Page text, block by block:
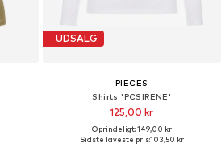
UDSALG
PIECES
Shirts 'PCSIRENE'
125,00 kr
Oprindeligt: 149,00 kr
Sidste laveste pris:103,50 kr